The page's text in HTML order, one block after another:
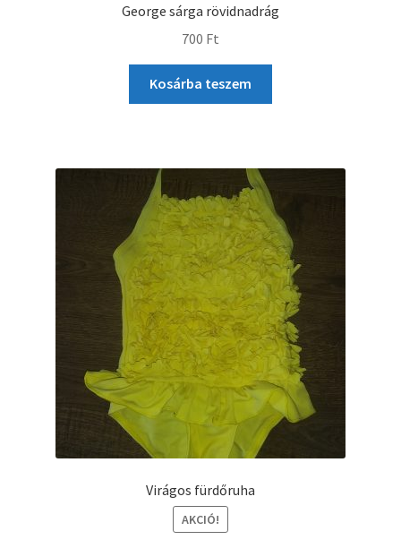
George sárga rövidnadrág
700 Ft
Kosárba teszem
Virágos fürdőruha
AKCIÓ!